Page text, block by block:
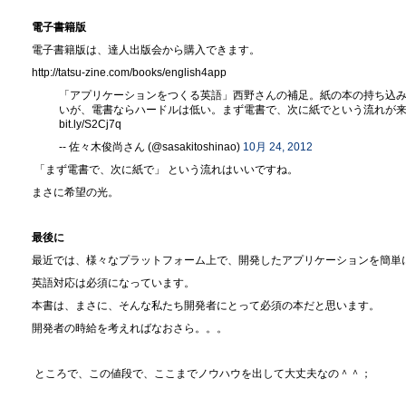
電子書籍版
電子書籍版は、達人出版会から購入できます。
http://tatsu-zine.com/books/english4app
「アプリケーションをつくる英語」西野さんの補足。紙の本の持ち
いが、電書ならハードルは低い。まず電書で、次に紙でという流れが
bit.ly/S2Cj7q
-- 佐々木俊尚さん (@sasakitoshinao) 10月 24, 2012
「まず電書で、次に紙で」 という流れはいいですね。
まさに希望の光。
最後に
最近では、様々なプラットフォーム上で、開発したアプリケーションを簡
英語対応は必須になっています。
本書は、まさに、そんな私たち開発者にとって必須の本だと思います。
開発者の時給を考えればなおさら。。。
ところで、この値段で、ここまでノウハウを出して大丈夫なの＾＾；